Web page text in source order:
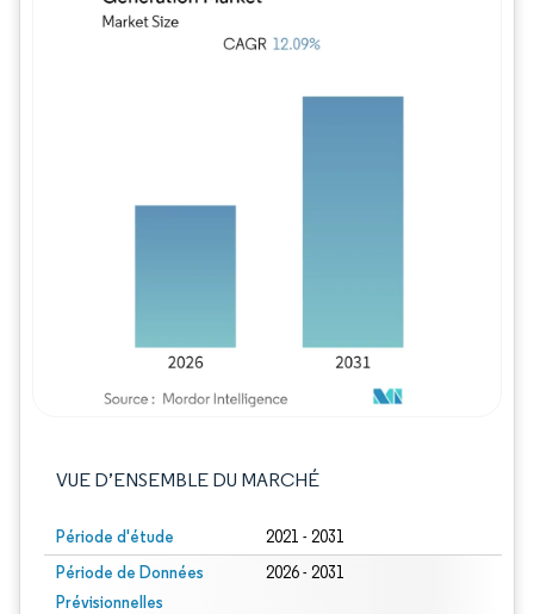
VUE D’ENSEMBLE DU MARCHÉ
Période d'étude 2021 - 2031
Période de Données
Prévisionnelles
2026 - 2031